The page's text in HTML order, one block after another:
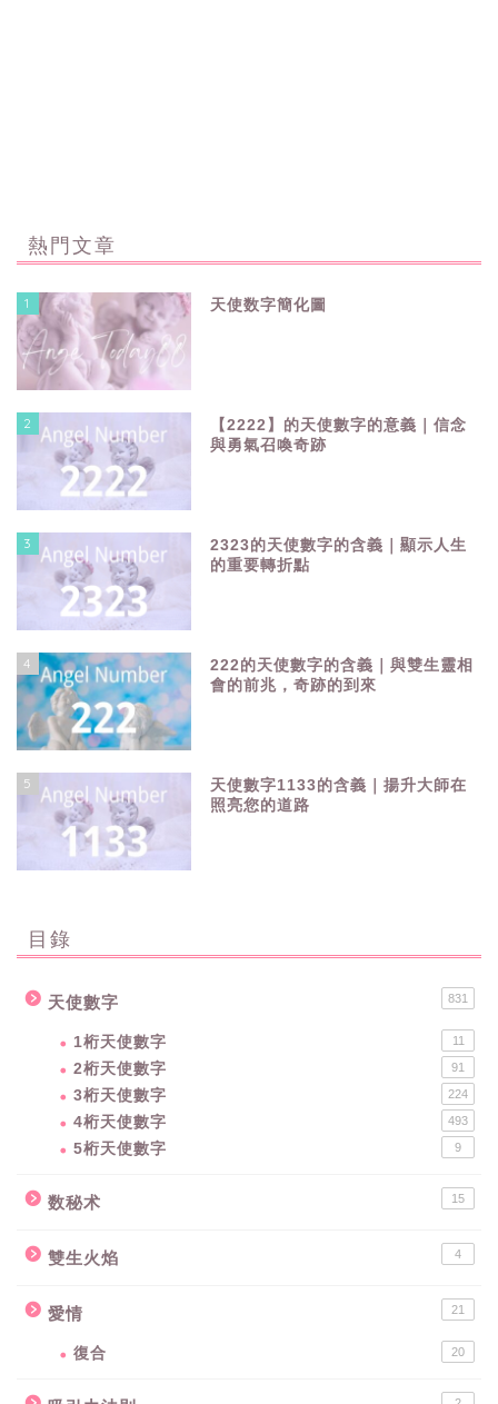
熱門文章
1 天使数字簡化圖
2
【2222】的天使數字的意義｜信念
與勇氣召喚奇跡
3
2323的天使數字的含義｜顯示人生
的重要轉折點
4
222的天使數字的含義｜與雙生靈相
會的前兆，奇跡的到來
5
天使數字1133的含義｜揚升大師在
照亮您的道路
目錄
天使數字 831
1桁天使數字 11
2桁天使數字 91
3桁天使數字 224
4桁天使數字 493
5桁天使數字 9
数秘术 15
雙生火焰 4
愛情 21
復合 20